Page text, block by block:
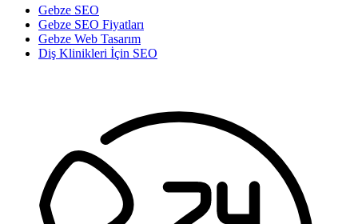
Gebze SEO
Gebze SEO Fiyatları
Gebze Web Tasarım
Diş Klinikleri İçin SEO